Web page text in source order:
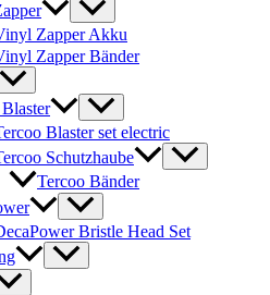
Zapper Akku
Zapper Bänder
Blaster set electric
Schutzhaube
Tercoo Bänder
Bristle Head Set